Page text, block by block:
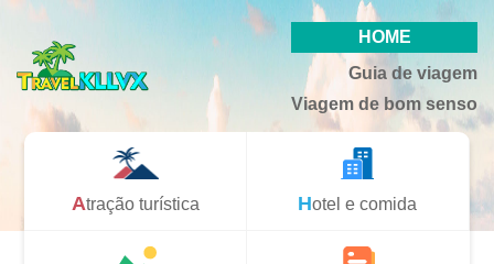
HOME
Guia de viagem
Viagem de bom senso
Atração turística Hotel e comida